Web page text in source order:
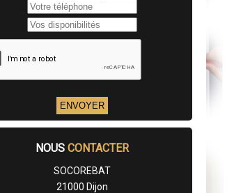
NOUS CONTACTER
SOCOREBAT
21000 Dijon